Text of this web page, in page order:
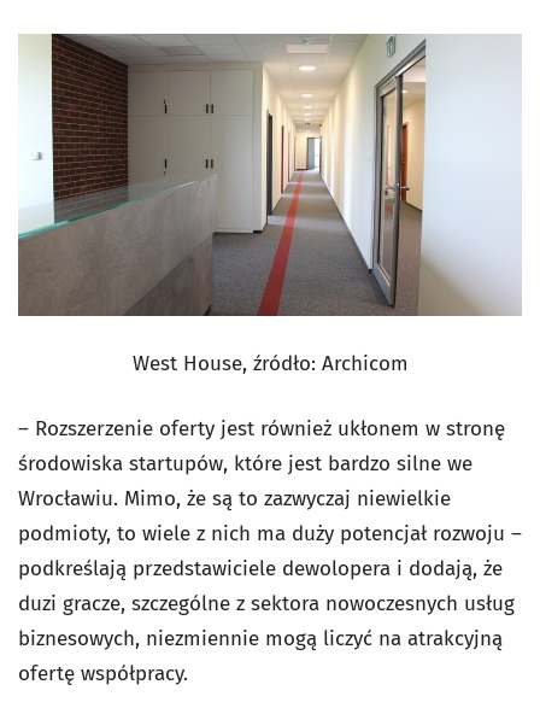
West House, źródło: Archicom
– Rozszerzenie oferty jest również ukłonem w stronę
środowiska startupów, które jest bardzo silne we
Wrocławiu. Mimo, że są to zazwyczaj niewielkie
podmioty, to wiele z nich ma duży potencjał rozwoju –
podkreślają przedstawiciele dewolopera i dodają, że
duzi gracze, szczególne z sektora nowoczesnych usług
biznesowych, niezmiennie mogą liczyć na atrakcyjną
ofertę współpracy.